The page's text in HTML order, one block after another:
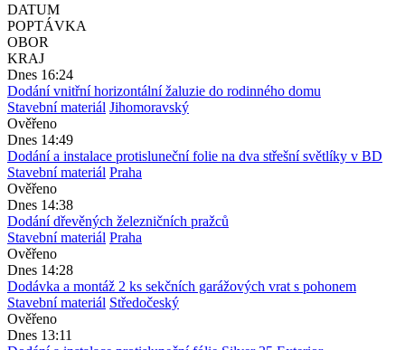
DATUM
POPTÁVKA
OBOR
KRAJ
Dnes 16:24
Dodání vnitřní horizontální žaluzie do rodinného domu
Stavební materiál Jihomoravský
Ověřeno
Dnes 14:49
Dodání a instalace protisluneční folie na dva střešní světlíky v BD
Stavební materiál Praha
Ověřeno
Dnes 14:38
Dodání dřevěných železničních pražců
Stavební materiál Praha
Ověřeno
Dnes 14:28
Dodávka a montáž 2 ks sekčních garážových vrat s pohonem
Stavební materiál Středočeský
Ověřeno
Dnes 13:11